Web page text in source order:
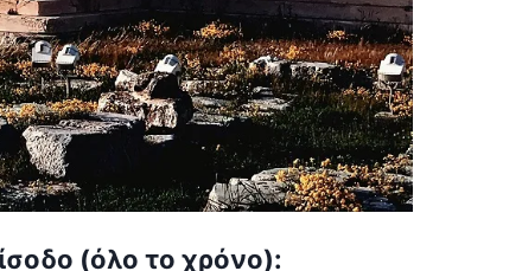
(όλο το χρόνο):